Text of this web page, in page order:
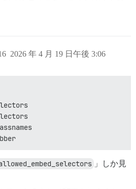
2026 年 4 月 19 日午後 3:06
」しか見